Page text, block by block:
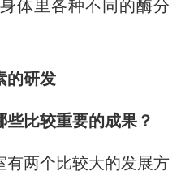
体里各种不同的酶分
的研发
些比较重要的成果？
有两个比较大的发展方